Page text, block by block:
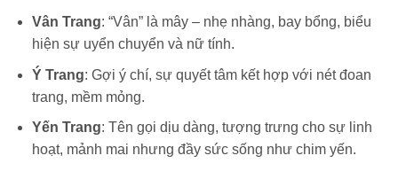
Vân Trang: “Vân” là mây – nhẹ nhàng, bay bổng, biểu
hiện sự uyển chuyển và nữ tính.
Ý Trang: Gợi ý chí, sự quyết tâm kết hợp với nét đoan
trang, mềm mỏng.
Yến Trang: Tên gọi dịu dàng, tượng trưng cho sự linh
hoạt, mảnh mai nhưng đầy sức sống như chim yến.